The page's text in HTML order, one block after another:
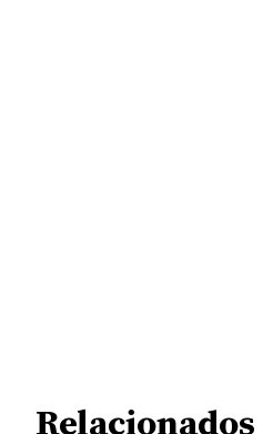
Relacionados